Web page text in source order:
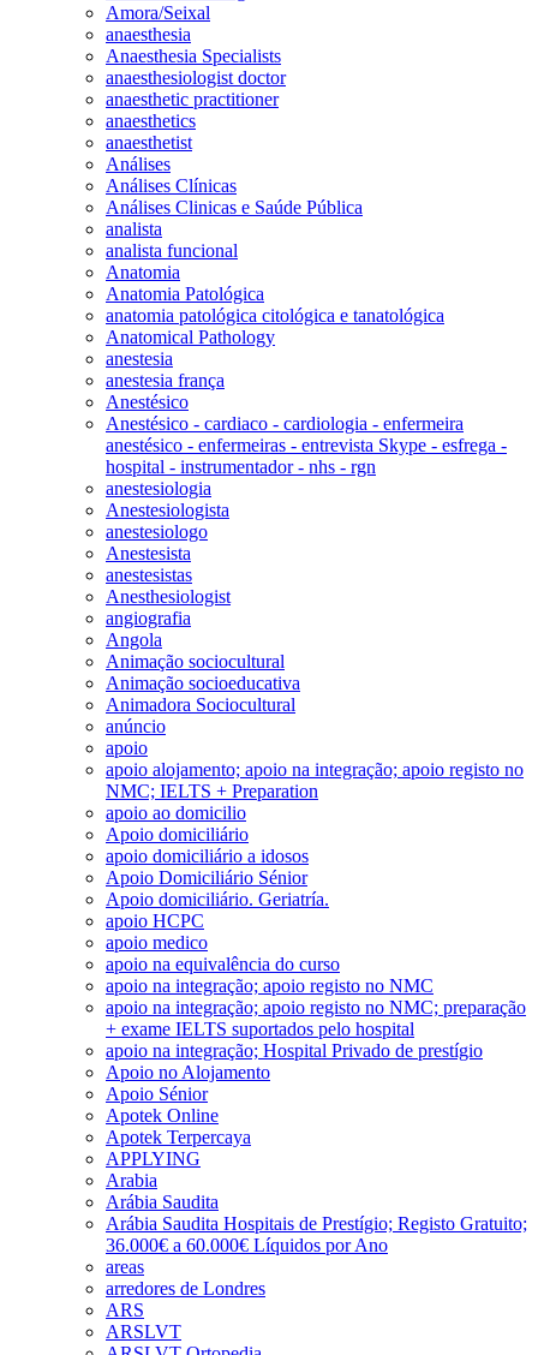
Amora/Seixal
anaesthesia
Anaesthesia Specialists
anaesthesiologist doctor
anaesthetic practitioner
anaesthetics
anaesthetist
Análises
Análises Clínicas
Análises Clinicas e Saúde Pública
analista
analista funcional
Anatomia
Anatomia Patológica
anatomia patológica citológica e tanatológica
Anatomical Pathology
anestesia
anestesia frança
Anestésico
Anestésico - cardiaco - cardiologia - enfermeira
anestésico - enfermeiras - entrevista Skype - esfrega -
hospital - instrumentador - nhs - rgn
anestesiologia
Anestesiologista
anestesiologo
Anestesista
anestesistas
Anesthesiologist
angiografia
Angola
Animação sociocultural
Animação socioeducativa
Animadora Sociocultural
anúncio
apoio
apoio alojamento; apoio na integração; apoio registo no
NMC; IELTS + Preparation
apoio ao domicilio
Apoio domiciliário
apoio domiciliário a idosos
Apoio Domiciliário Sénior
Apoio domiciliário. Geriatría.
apoio HCPC
apoio medico
apoio na equivalência do curso
apoio na integração; apoio registo no NMC
apoio na integração; apoio registo no NMC; preparação
+ exame IELTS suportados pelo hospital
apoio na integração; Hospital Privado de prestígio
Apoio no Alojamento
Apoio Sénior
Apotek Online
Apotek Terpercaya
APPLYING
Arabia
Arábia Saudita
Arábia Saudita Hospitais de Prestígio; Registo Gratuito;
36.000€ a 60.000€ Líquidos por Ano
areas
arredores de Londres
ARS
ARSLVT